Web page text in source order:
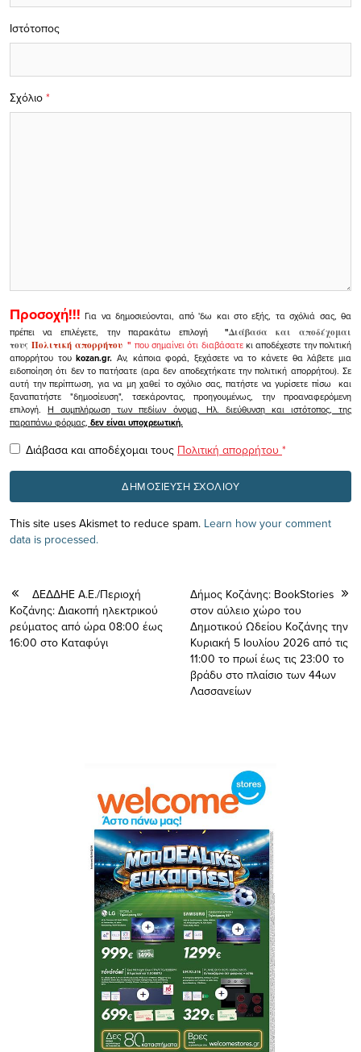
Σχόλιο *
Ιστότοπος
Προσοχή!!! Για να δημοσιεύονται, από 'δω και στο εξής, τα σχόλιά σας, θα
πρέπει να επιλέγετε, την παρακάτω επιλογή
"Διάβασα και αποδέχομαι
τουςΠολιτική απορρήτου" που σημαίνει ότι διαβάσατεκι αποδέχεστε την πολιτική
απορρήτου τουkozan.gr. Αν, κάποια φορά, ξεχάσετε να το κάνετε θα λάβετε μια
ειδοποίηση ότι δεν το πατήσατε (αρα δεν αποδεχτήκατε την πολιτική απορρήτου). Σε
αυτή την περίπτωση, για να μη χαθεί το σχόλιο σας, πατήστε να γυρίσετε πίσω και
ξαναπατήστε "δημοσίευση", τσεκάροντας, προηγουμένως, την προαναφερόμενη
επιλογή.Η συμπλήρωση των πεδίων όνομα, Ηλ. διεύθυνση και ιστότοπος, της
παραπάνω φόρμας, δεν είναι υποχρεωτική.
Διάβασα και αποδέχομαι τους Πολιτική απορρήτου *
This site uses Akismet to reduce spam. Learn how your comment
data is processed.
ΔΕΔΔΗΕ Α.Ε./Περιοχή
Κοζάνης: Διακοπή ηλεκτρικού
ρεύματος από ώρα 08:00 έως
16:00 στο Καταφύγι
Δήμος Κοζάνης: BookStories
στον αύλειο χώρο του
Δημοτικού Ωδείου Κοζάνης την
Κυριακή 5 Ιουλίου 2026 από τις
11:00 το πρωί έως τις 23:00 το
βράδυ στο πλαίσιο των 44ων
Λασσανείων